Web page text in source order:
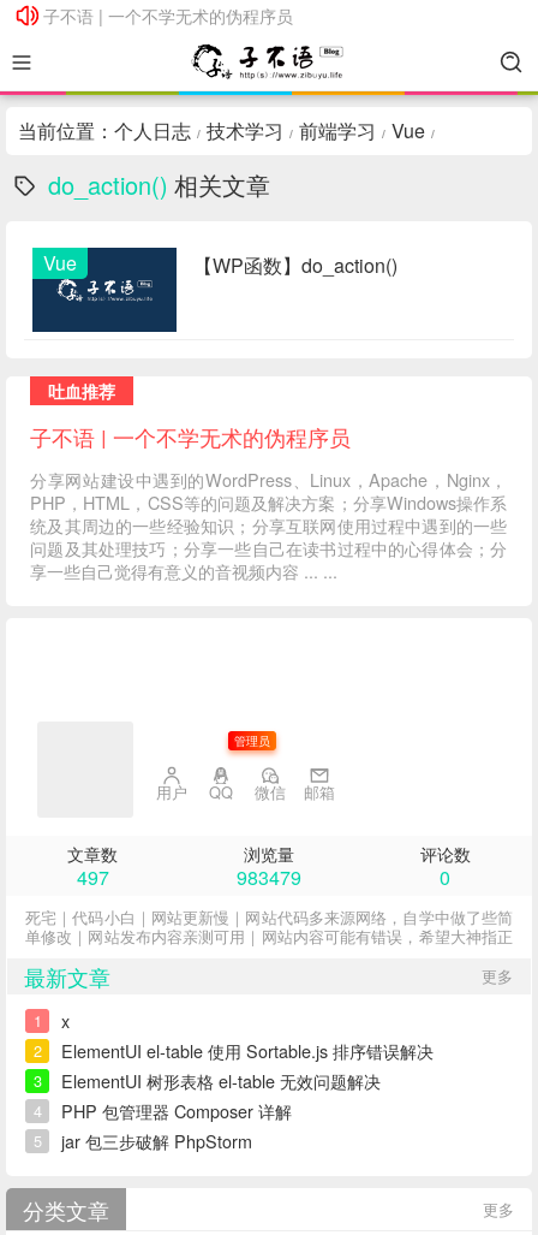
子不语 | 一个不学无术的伪程序员
子不语 | 一个不学无术的伪程序员
当前位置： 个人日志 / 技术学习 / 前端学习 / Vue /
do_action() 相关文章
Vue 【WP函数】do_action()
吐血推荐
子不语 | 一个不学无术的伪程序员
分享网站建设中遇到的WordPress、Linux，Apache，Nginx，
PHP，HTML，CSS等的问题及解决方案；分享Windows操作系
统及其周边的一些经验知识；分享互联网使用过程中遇到的一些
问题及其处理技巧；分享一些自己在读书过程中的心得体会；分
享一些自己觉得有意义的音视频内容 ... ...
管理员
用户 QQ 微信 邮箱
文章数
497
浏览量
983479
评论数
0
死宅｜代码小白｜网站更新慢｜网站代码多来源网络，自学中做了些简
单修改｜网站发布内容亲测可用｜网站内容可能有错误，希望大神指正
更多
最新文章
1 x
2 ElementUI el-table 使用 Sortable.js 排序错误解决
3 ElementUI 树形表格 el-table 无效问题解决
4 PHP 包管理器 Composer 详解
5 jar 包三步破解 PhpStorm
更多
分类文章